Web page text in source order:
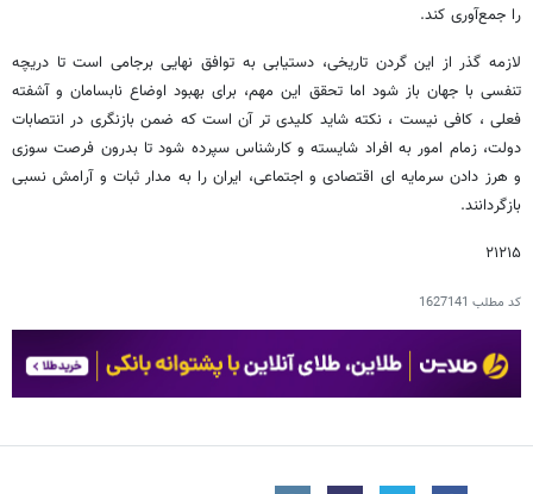
را جمع‌آوری کند.
لازمه گذر از این گردن تاریخی، دستیابی به توافق نهایی برجامی است تا دریچه
تنفسی با جهان باز شود اما تحقق این مهم، برای بهبود اوضاع نابسامان و آشفته
فعلی ، کافی نیست ، نکته شاید کلیدی تر آن است که ضمن بازنگری در انتصابات
دولت، زمام امور به افراد شایسته و کارشناس سپرده شود تا بدرون فرصت سوزی
و هرز دادن سرمایه ای اقتصادی و اجتماعی، ایران را به مدار ثبات و آرامش نسبی
بازگردانند.
۲۱۲۱۵
کد مطلب 1627141